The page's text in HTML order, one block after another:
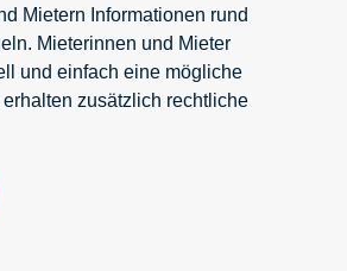
Mietern Informationen rund
Mieterinnen und Mieter
und einfach eine mögliche
zusätzlich rechtliche